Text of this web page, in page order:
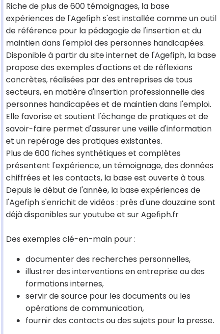
Riche de plus de 600 témoignages, la base
expériences de l'Agefiph s'est installée comme un outil
de référence pour la pédagogie de l'insertion et du
maintien dans l'emploi des personnes handicapées.
Disponible à partir du site internet de l'Agefiph, la base
propose des exemples d'actions et de réflexions
concrètes, réalisées par des entreprises de tous
secteurs, en matière d'insertion professionnelle des
personnes handicapées et de maintien dans l'emploi.
Elle favorise et soutient l'échange de pratiques et de
savoir-faire permet d'assurer une veille d'information
et un repérage des pratiques existantes.
Plus de 600 fiches synthétiques et complètes
présentent l'expérience, un témoignage, des données
chiffrées et les contacts, la base est ouverte à tous.
Depuis le début de l'année, la base expériences de
l'Agefiph s'enrichit de vidéos : près d'une douzaine sont
déjà disponibles sur youtube et sur Agefiph.fr
Des exemples clé-en-main pour :
documenter des recherches personnelles,
illustrer des interventions en entreprise ou des
formations internes,
servir de source pour les documents ou les
opérations de communication,
fournir des contacts ou des sujets pour la presse.